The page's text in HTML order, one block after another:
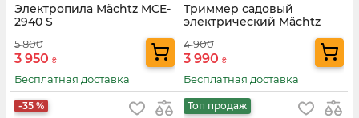
Электропила Mächtz MCE-
2940 S
5 800
3 950 ₴
Бесплатная доставка
Триммер садовый
электрический Mächtz
4 900
3 990 ₴
Бесплатная доставка
-35 %
Топ продаж